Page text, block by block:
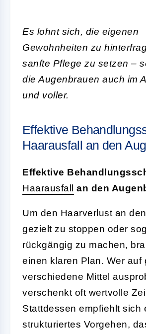
Es lohnt sich, die eigenen
Gewohnheiten zu
sanfte Pflege zu setzen –
die Augenbrauen auch im
und voller.
Effektive
Haarausfall an den
Effektive
Haarausfall an den
Um den Haarverlust an
gezielt zu stoppen oder
rückgängig zu machen,
einen klaren Plan. Wer auf
verschiedene Mittel
verschenkt oft wertvolle
Stattdessen empfiehlt sich
strukturiertes Vorgehen,